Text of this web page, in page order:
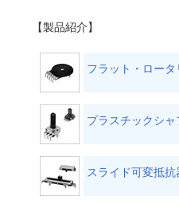
【製品紹介】
フラット・ロー
プラスチックシ
スライド可変抵抗